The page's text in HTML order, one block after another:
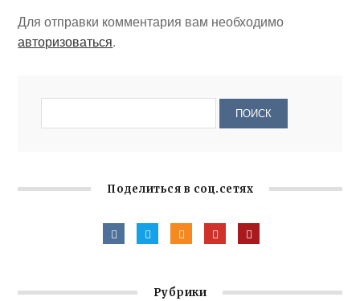
Для отправки комментария вам необходимо
авторизоваться.
Поделиться в соц.сетях
Рубрики